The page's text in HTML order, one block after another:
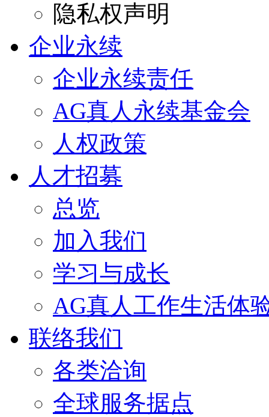
隐私权声明
企业永续
企业永续责任
AG真人永续基金会
人权政策
人才招募
总览
加入我们
学习与成长
AG真人工作生活体
联络我们
各类洽询
全球服务据点